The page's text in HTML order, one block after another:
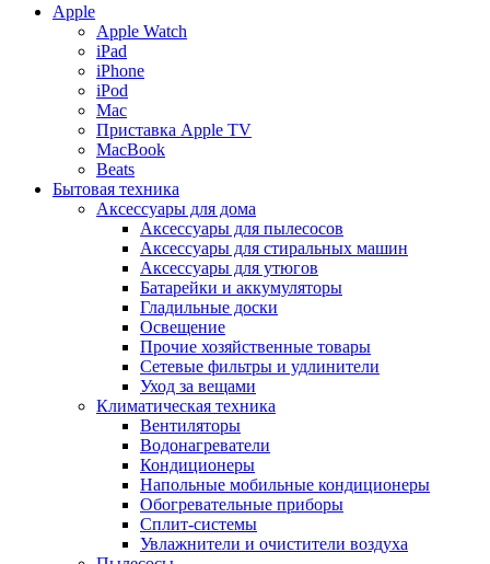
Apple
Apple Watch
iPad
iPhone
iPod
Mac
Приставка Apple TV
MacBook
Beats
Бытовая техника
Аксессуары для дома
Аксессуары для пылесосов
Аксессуары для стиральных машин
Аксессуары для утюгов
Батарейки и аккумуляторы
Гладильные доски
Освещение
Прочие хозяйственные товары
Сетевые фильтры и удлинители
Уход за вещами
Климатическая техника
Вентиляторы
Водонагреватели
Кондиционеры
Напольные мобильные кондиционеры
Обогревательные приборы
Сплит-системы
Увлажнители и очистители воздуха